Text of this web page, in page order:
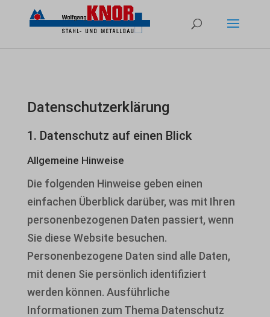
Datenschutz­erklärung
1. Datenschutz auf einen Blick
Allgemeine Hinweise
Die folgenden Hinweise geben einen
einfachen Überblick darüber, was mit Ihren
personenbezogenen Daten passiert, wenn
Sie diese Website besuchen.
Personenbezogene Daten sind alle Daten,
mit denen Sie persönlich identifiziert
werden können. Ausführliche
Informationen zum Thema Datenschutz